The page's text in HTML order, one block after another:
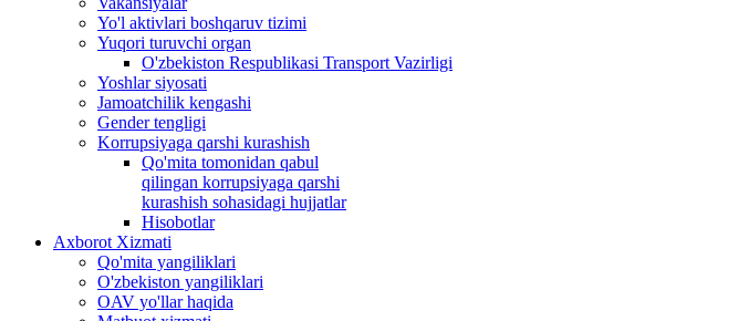
Yo'l aktivlari boshqaruv tizimi
Yuqori turuvchi organ
O'zbekiston Respublikasi Transport Vazirligi
Yoshlar siyosati
Jamoatchilik kengashi
Gender tengligi
Korrupsiyaga qarshi kurashish
Qo'mita tomonidan qabul
qilingan korrupsiyaga qarshi
kurashish sohasidagi hujjatlar
Hisobotlar
Аxborot Xizmati
Qo'mita yangiliklari
O'zbekiston yangiliklari
OAV yo'llar haqida